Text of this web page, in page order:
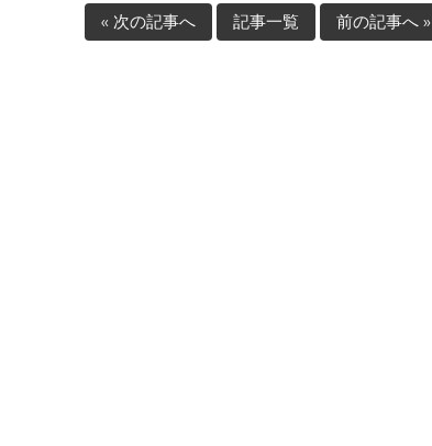
« 次の記事へ 記事一覧 前の記事へ »